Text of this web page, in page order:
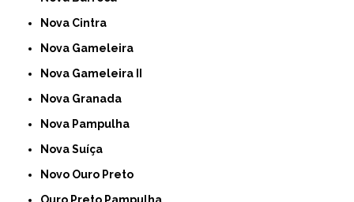
Nova Cintra
Nova Gameleira
Nova Gameleira II
Nova Granada
Nova Pampulha
Nova Suíça
Novo Ouro Preto
Ouro Preto Pampulha